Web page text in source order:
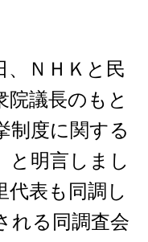
ＮＨＫと民
院議長のもと
制度に関する
と明言しまし
代表も同調し
れる同調査会